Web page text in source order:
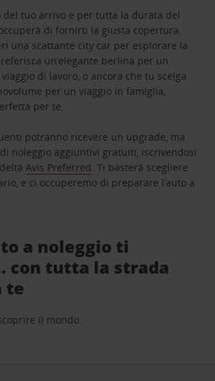
del tuo arrivo e per tutta la durata del
di fornirti la giusta copertura.
una scattante city car per esplorare la
un’elegante berlina per un
di lavoro, o ancora che tu scelga
per un viaggio in famiglia,
per te.
potranno ricevere un upgrade, ma
noleggio aggiuntivi gratuiti, iscrivendosi
Avis Preferred. Ti basterà scegliere
e ci occuperemo di preparare l’auto a
a noleggio ti
con tutta la strada
te
il mondo.